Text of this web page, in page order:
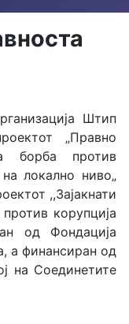
Штип
„Правно
борба против
локално ниво„
,,Зајакнати
корупција
од Фондација
а финансиран од
на Соединетите